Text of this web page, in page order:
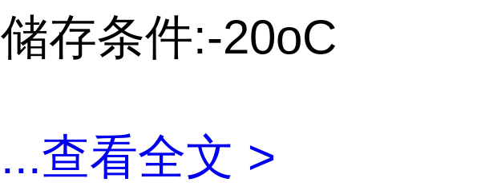
储存条件:-20oC
...查看全文 >